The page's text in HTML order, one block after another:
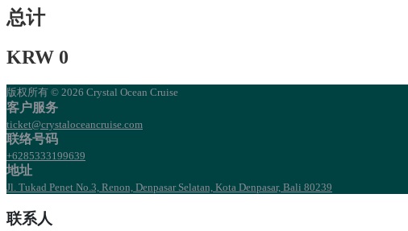
总计
KRW 0
版权所有 © 2026 Crystal Ocean Cruise
客户服务
ticket@crystaloceancruise.com
联络号码
+6285333199639
地址
Jl. Tukad Penet No.3, Renon, Denpasar Selatan, Kota Denpasar, Bali 80239
联系人